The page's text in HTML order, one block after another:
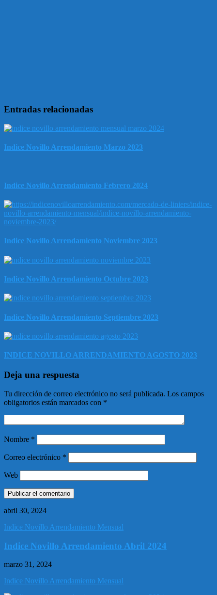
Entradas relacionadas
Indice Novillo Arrendamiento Marzo 2023
Indice Novillo Arrendamiento Febrero 2024
Indice Novillo Arrendamiento Noviembre 2023
Indice Novillo Arrendamiento Octubre 2023
Indice Novillo Arrendamiento Septiembre 2023
INDICE NOVILLO ARRENDAMIENTO AGOSTO 2023
Deja una respuesta
Tu dirección de correo electrónico no será publicada. Los campos
obligatorios están marcados con *
Nombre *
Correo electrónico *
Web
abril 30, 2024
Indice Novillo Arrendamiento Mensual
Indice Novillo Arrendamiento Abril 2024
marzo 31, 2024
Indice Novillo Arrendamiento Mensual